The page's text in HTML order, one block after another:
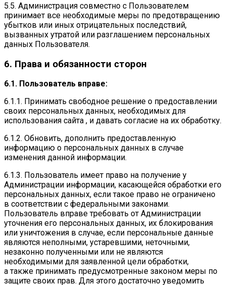
5.5. Администрация совместно с Пользователем
принимает все необходимые меры по предотвращению
убытков или иных отрицательных последствий,
вызванных утратой или разглашением персональных
данных Пользователя.
6. Права и обязанности сторон
6.1. Пользователь вправе:
6.1.1. Принимать свободное решение о предоставлении
своих персональных данных, необходимых для
использования сайта , и давать согласие на их обработку.
6.1.2. Обновить, дополнить предоставленную
информацию о персональных данных в случае
изменения данной информации.
6.1.3. Пользователь имеет право на получение у
Администрации информации, касающейся обработки его
персональных данных, если такое право не ограничено
в соответствии с федеральными законами.
Пользователь вправе требовать от Администрации
уточнения его персональных данных, их блокирования
или уничтожения в случае, если персональные данные
являются неполными, устаревшими, неточными,
незаконно полученными или не являются
необходимыми для заявленной цели обработки,
а также принимать предусмотренные законом меры по
защите своих прав. Для этого достаточно уведомить